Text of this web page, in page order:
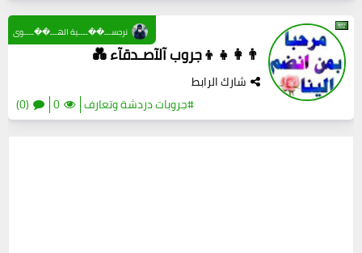
👨‍👩‍👧‍👦جروب آلآصـدقآء 💑
شارك الرابط
#جروبات دردشة وتعارف
0
(0)
نرجســـ��ــــية الهـــ��ــــوى